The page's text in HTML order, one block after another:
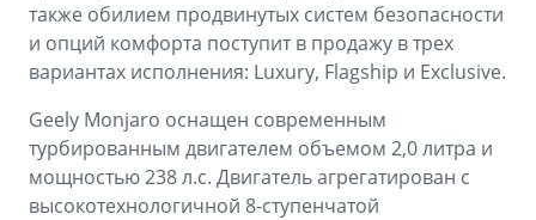
OKAVANGO
от 3 429 990 ₽*
MONJARO
от 4 349 990 ₽*
Аксессуары
Зарядные устройства
ФИНАНСЫ И УСЛУГИ
Автокредит
Советы по эксплуатации
Спецпредложения
ПОДДЕРЖКА
Помощь на дорогах
также обилием продвинутых систем безопасности
и опций комфорта поступит в продажу в трех
вариантах исполнения: Luxury, Flagship и Exclusive.
Geely Monjaro оснащен современным
турбированным двигателем объемом 2,0 литра и
мощностью 238 л.с. Двигатель агрегатирован с
высокотехнологичной 8-ступенчатой